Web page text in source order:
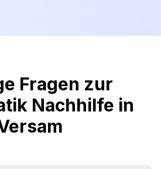
Fragen zur
Nachhilfe in